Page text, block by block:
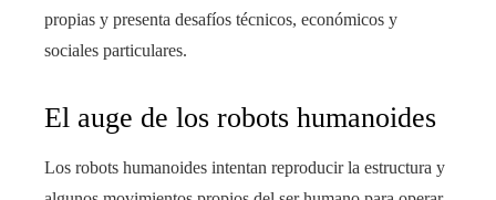
propias y presenta desafíos técnicos, económicos y
sociales particulares.
El auge de los robots humanoides
Los robots humanoides intentan reproducir la estructura y